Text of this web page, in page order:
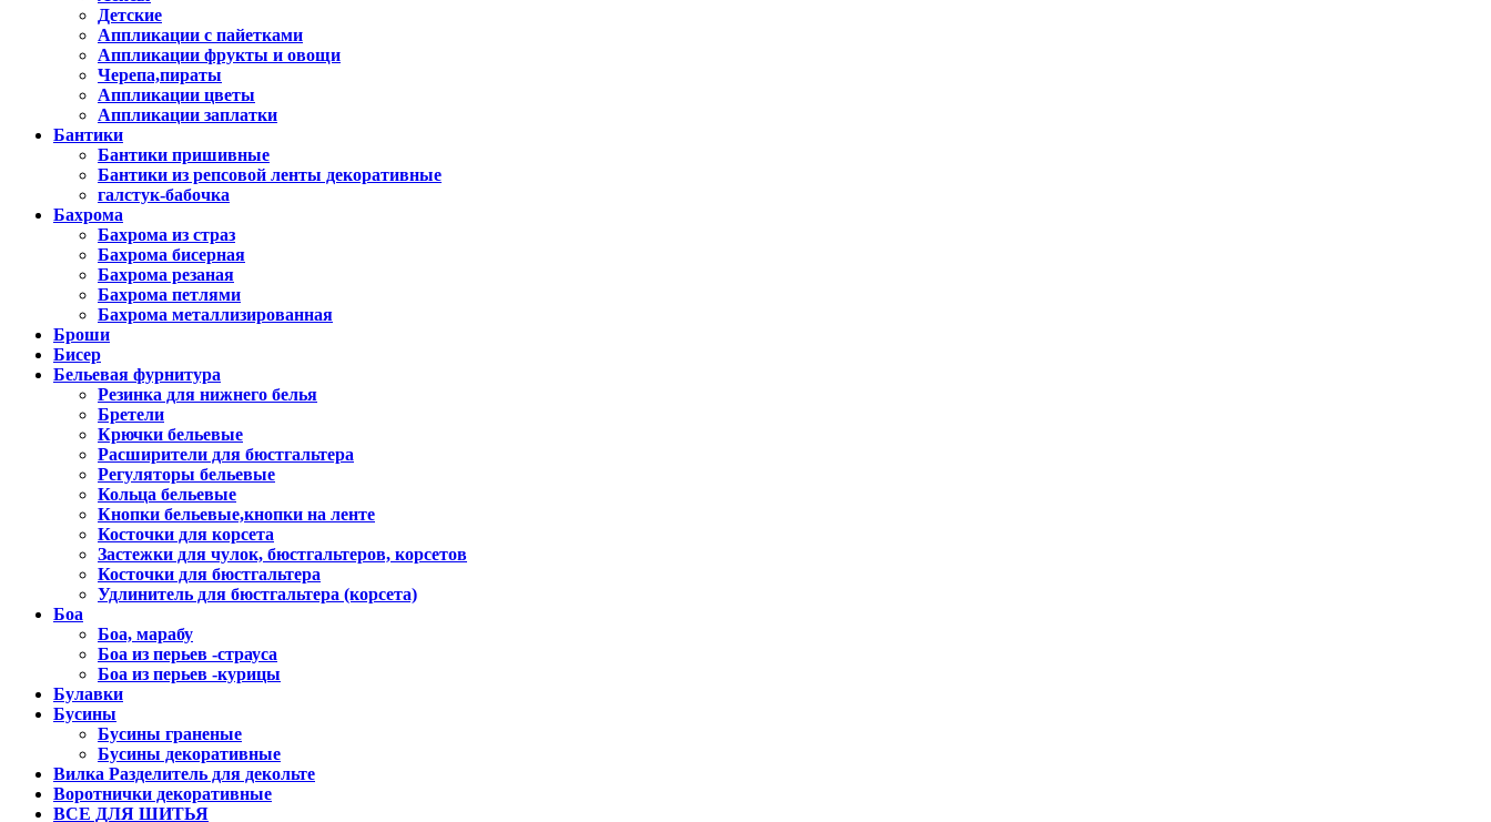
Детские
Аппликации с пайетками
Аппликации фрукты и овощи
Черепа,пираты
Аппликации цветы
Аппликации заплатки
Бантики
Бантики пришивные
Бантики из репсовой ленты декоративные
галстук-бабочка
Бахрома
Бахрома из страз
Бахрома бисерная
Бахрома резаная
Бахрома петлями
Бахрома металлизированная
Броши
Бисер
Бельевая фурнитура
Резинка для нижнего белья
Бретели
Крючки бельевые
Расширители для бюстгальтера
Регуляторы бельевые
Кольца бельевые
Кнопки бельевые,кнопки на ленте
Косточки для корсета
Застежки для чулок, бюстгальтеров, корсетов
Косточки для бюстгальтера
Удлинитель для бюстгальтера (корсета)
Боа
Боа, марабу
Боа из перьев -страуса
Боа из перьев -курицы
Булавки
Бусины
Бусины граненые
Бусины декоративные
Вилка Разделитель для декольте
Воротнички декоративные
ВСЕ ДЛЯ ШИТЬЯ